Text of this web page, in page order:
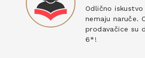
Odlično
nemaju naruče.
prodavačice su
6*!